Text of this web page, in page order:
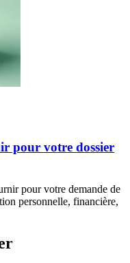
pour votre dossier
pour votre demande de
personnelle, financière,